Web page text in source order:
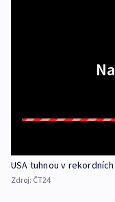
USA tuhnou v
Zdroj: ČT24